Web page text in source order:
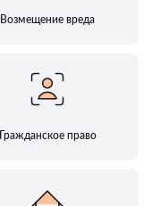
Возмещение вреда
Гражданское право